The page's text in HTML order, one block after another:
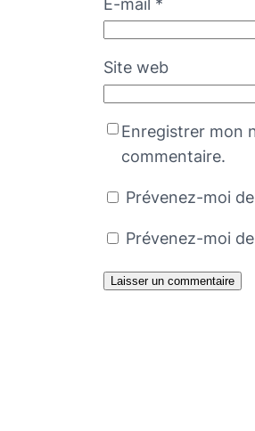
Site web
Enregistrer mon
commentaire.
Prévenez-moi
Prévenez-moi